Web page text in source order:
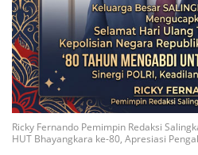
Ricky Fernando Pemimpin Redaksi
HUT Bhayangkara ke-80, Apresiasi